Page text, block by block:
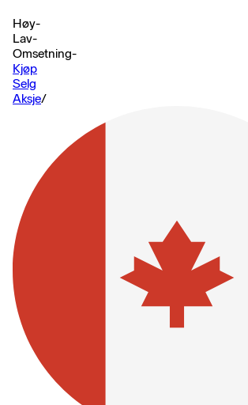
Høy-
Lav-
Omsetning-
Kjøp
Selg
Aksje/